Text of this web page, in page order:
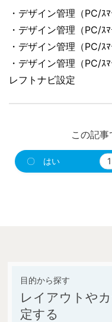
・デザイン管理（PC/ｽ
・デザイン管理（PC/ｽ
・デザイン管理（PC/ｽ
・デザイン管理（PC/ｽ
レフトナビ設定
この記事
〇 はい 1
レイアウトや
定する